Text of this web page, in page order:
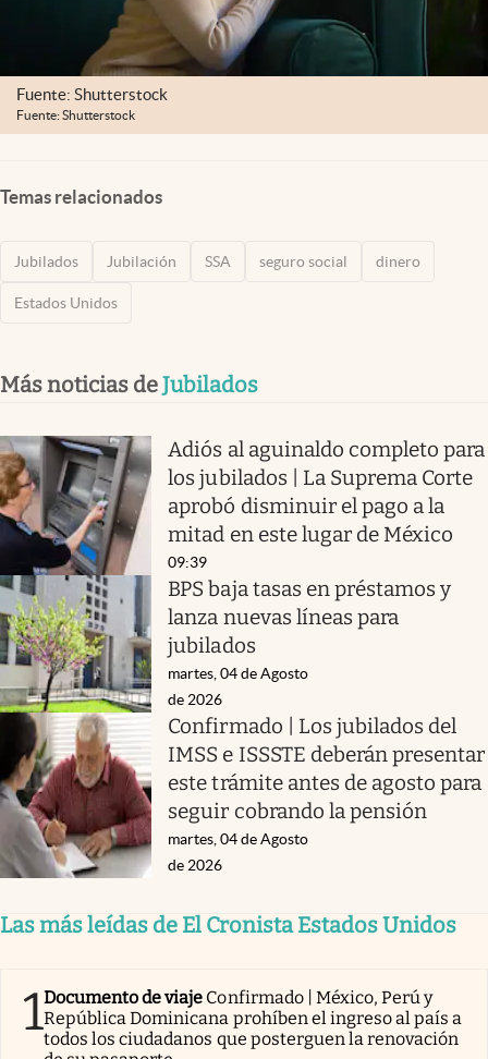
Fuente: Shutterstock
Fuente: Shutterstock
Temas relacionados
Jubilados Jubilación SSA seguro social dinero
Estados Unidos
Más noticias deJubilados
Adiós al aguinaldo completo para
los jubilados | La Suprema Corte
aprobó disminuir el pago a la
mitad en este lugar de México
09:39
BPS baja tasas en préstamos y
lanza nuevas líneas para
jubilados
martes, 04 de Agosto
de 2026
Confirmado | Los jubilados del
IMSS e ISSSTE deberán presentar
este trámite antes de agosto para
seguir cobrando la pensión
martes, 04 de Agosto
de 2026
Las más leídas de El Cronista Estados Unidos
1Documento de viaje Confirmado | México, Perú y
República Dominicana prohíben el ingreso al país a
todos los ciudadanos que posterguen la renovación